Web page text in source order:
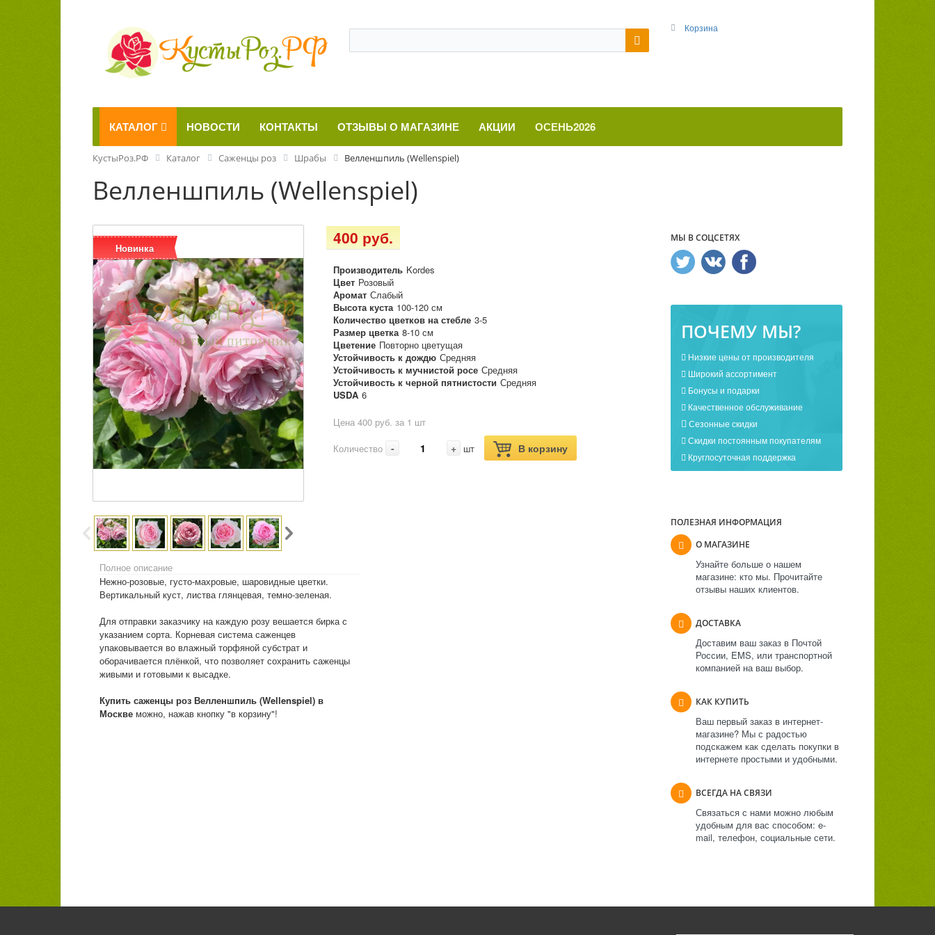
Корзина
КАТАЛОГ НОВОСТИ КОНТАКТЫ ОТЗЫВЫ О МАГАЗИНЕ АКЦИИ ОСЕНЬ2026
КустыРоз.РФ Каталог Саженцы роз Шрабы Велленшпиль (Wellenspiel)
Велленшпиль (Wellenspiel)
Новинка
400 руб.
Производитель Kordes
Цвет Розовый
Аромат Слабый
Высота куста 100-120 см
Количество цветков на стебле 3-5
Размер цветка 8-10 см
Цветение Повторно цветущая
Устойчивость к дождю Средняя
Устойчивость к мучнистой росе Средняя
Устойчивость к черной пятнистости Средняя
USDA 6
Цена 400 руб. за 1 шт
Количество
- + шт В корзину
Полное описание
Нежно-розовые, густо-махровые, шаровидные цветки.
Вертикальный куст, листва глянцевая, темно-зеленая.
Для отправки заказчику на каждую розу вешается бирка с
указанием сорта. Корневая система саженцев
упаковывается во влажный торфяной субстрат и
оборачивается плёнкой, что позволяет сохранить саженцы
живыми и готовыми к высадке.
Купить саженцы роз Велленшпиль (Wellenspiel) в
Москве можно, нажав кнопку "в корзину"!
МЫ В СОЦСЕТЯХ
ПОЧЕМУ МЫ?
Низкие цены от производителя
Широкий ассортимент
Бонусы и подарки
Качественное обслуживание
Сезонные скидки
Скидки постоянным покупателям
Круглосуточная поддержка
ПОЛЕЗНАЯ ИНФОРМАЦИЯ
О МАГАЗИНЕ
Узнайте больше о нашем
магазине: кто мы. Прочитайте
отзывы наших клиентов.
ДОСТАВКА
Доставим ваш заказ в Почтой
России, EMS, или транспортной
компанией на ваш выбор.
КАК КУПИТЬ
Ваш первый заказ в интернет-
магазине? Мы с радостью
подскажем как сделать покупки в
интернете простыми и удобными.
ВСЕГДА НА СВЯЗИ
Связаться с нами можно любым
удобным для вас способом: e-
mail, телефон, социальные сети.